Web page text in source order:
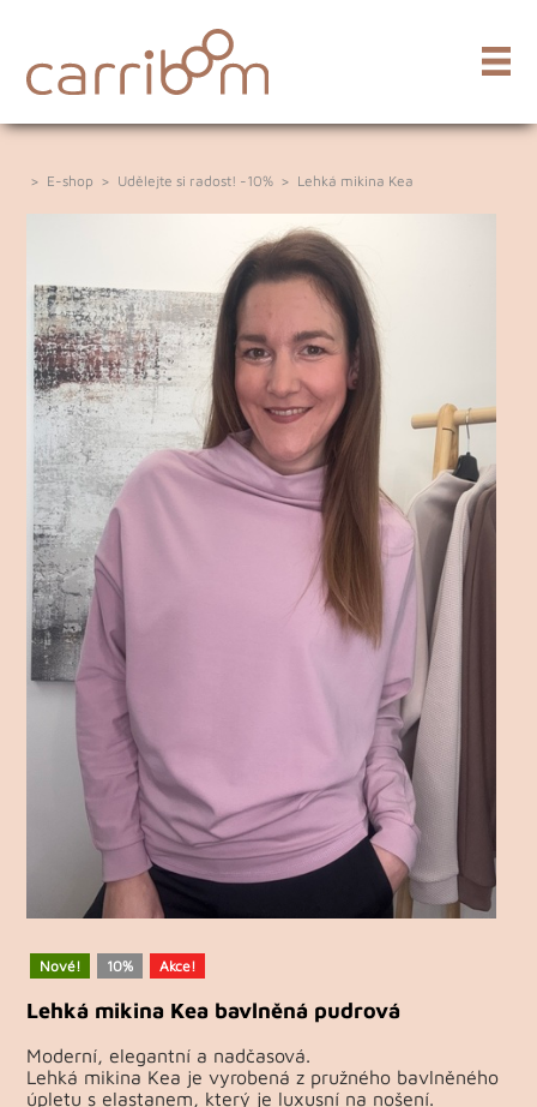
> E-shop > Udělejte si radost! -10% > Lehká mikina Kea
Nové! 10% Akce!
Lehká mikina Kea bavlněná pudrová
Moderní, elegantní a nadčasová.
Lehká mikina Kea je vyrobená z pružného bavlněného
úpletu s elastanem, který je luxusní na nošení.